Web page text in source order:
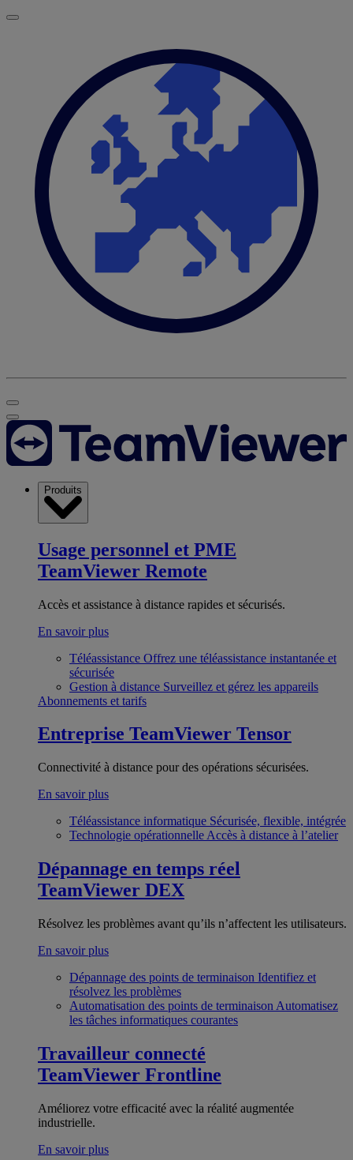
Produits
Usage personnel et PME
TeamViewer Remote
Accès et assistance à distance rapides et sécurisés.
En savoir plus
Téléassistance Offrez une téléassistance instantanée et
sécurisée
Gestion à distance Surveillez et gérez les appareils
Abonnements et tarifs
Entreprise TeamViewer Tensor
Connectivité à distance pour des opérations sécurisées.
En savoir plus
Téléassistance informatique Sécurisée, flexible, intégrée
Technologie opérationnelle Accès à distance à l’atelier
Dépannage en temps réel
TeamViewer DEX
Résolvez les problèmes avant qu’ils n’affectent les utilisateurs.
En savoir plus
Dépannage des points de terminaison Identifiez et
résolvez les problèmes
Automatisation des points de terminaison Automatisez
les tâches informatiques courantes
Travailleur connecté
TeamViewer Frontline
Améliorez votre efficacité avec la réalité augmentée
industrielle.
En savoir plus